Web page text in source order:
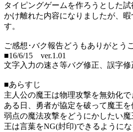
タイピングゲームを作ろうとした試
かけ離れた内容になりましたが、
す。
ご感想･バク報告どうもありがとう
■16/6/15 ver.1.01
文字入力の速さ等バグ修正、誤字
■あらすじ
主人公の魔王は物理攻撃を無効化で
ある日、勇者が協定を破って魔王を
弱点の魔法攻撃をどうにかしたい
王は言葉をNG(封印)できるようにな